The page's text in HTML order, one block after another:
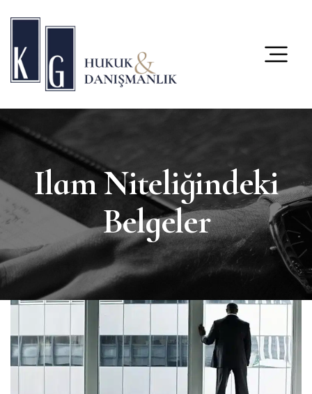
Ilam Niteliğindeki
Belgeler